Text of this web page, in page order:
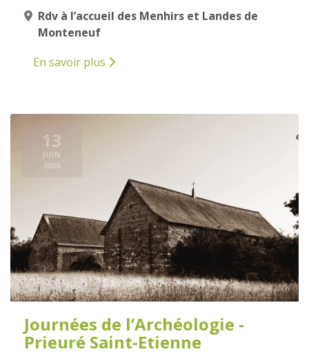
Rdv à l’accueil des Menhirs et Landes de
Monteneuf
En savoir plus
13
JUIN
2026
Journées de l’Archéologie -
Prieuré Saint-Etienne